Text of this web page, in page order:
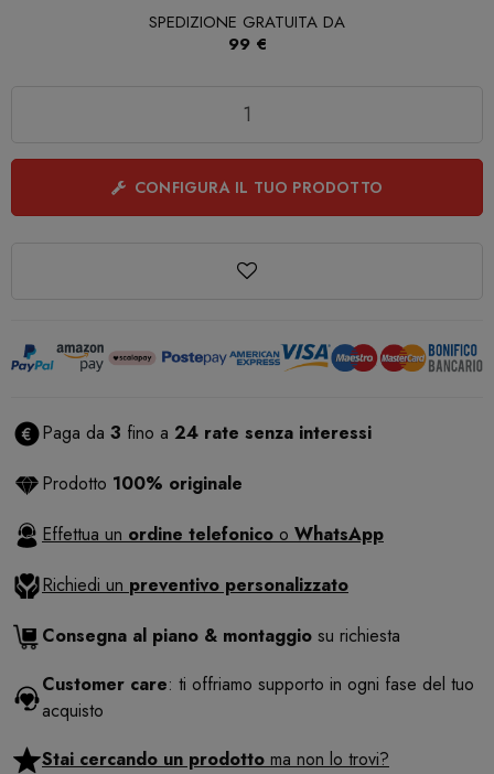
SPEDIZIONE GRATUITA DA
99 €
CONFIGURA IL TUO PRODOTTO
Paga da 3 fino a 24 rate senza interessi
Prodotto 100% originale
Effettua un ordine telefonico o WhatsApp
Richiedi un preventivo personalizzato
Consegna al piano & montaggio su richiesta
Customer care: ti offriamo supporto in ogni fase del tuo
acquisto
Stai cercando un prodotto ma non lo trovi?